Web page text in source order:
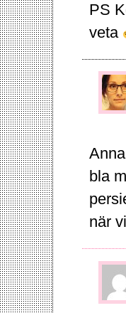
PS
veta
bla
när